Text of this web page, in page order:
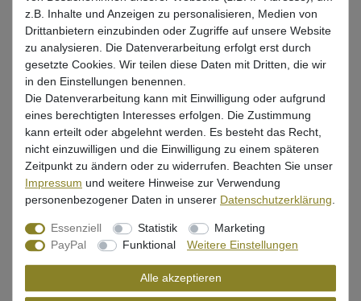
3,99 EUR*
* inkl. ges. MwSt. zzgl. Versandkosten
Lieferzeit 1-3 Tage (Deutschland); 3-7 Tage (Ausland)
Informationen zur Berechnung des Liefertermins hier
Mehr als 5 Stück verfügbar
In den Warenkorb
Wunschliste
z.B. Inhalte und Anzeigen zu personalisieren, Medien von
Drittanbietern einzubinden oder Zugriffe auf unsere Website
zu analysieren. Die Datenverarbeitung erfolgt erst durch
gesetzte Cookies. Wir teilen diese Daten mit Dritten, die wir
in den Einstellungen benennen.
Die Datenverarbeitung kann mit Einwilligung oder aufgrund
eines berechtigten Interesses erfolgen. Die Zustimmung
kann erteilt oder abgelehnt werden. Es besteht das Recht,
nicht einzuwilligen und die Einwilligung zu einem späteren
Zeitpunkt zu ändern oder zu widerrufen. Beachten Sie unser
Impressum und weitere Hinweise zur Verwendung
personenbezogener Daten in unserer Daten­schutz­erklärung
Essenziell Statistik
Marketing
PayPal
Funktional Weitere Einstellungen
Alle akzeptieren